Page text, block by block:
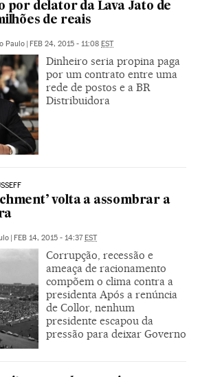
por delator da Lava Jato de
de reais
Paulo | FEB 24, 2015 - 11:08 EST
Dinheiro seria propina paga
por um contrato entre uma
rede de postos e a BR
Distribuidora
volta a assombrar a
| FEB 14, 2015 - 14:37EST
Corrupção, recessão e
ameaça de racionamento
compõem o clima contra a
presidenta Após a renúncia
de Collor, nenhum
presidente escapou da
pressão para deixar Governo